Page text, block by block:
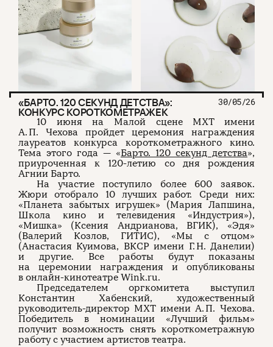
«БАРТО. 120 СЕКУНД ДЕТСТВА»:
КОНКУРС КОРОТКОМЕТРАЖЕК
30/05/26
10 июня на Малой сцене МХТ имени
А. П. Чехова пройдет церемония награждения
лауреатов конкурса короткометражного кино.
Тема этого года — «Барто. 120 секунд детства»,
приуроченная к 120-летию со дня рождения
Агнии Барто.
На участие поступило более 600 заявок.
Жюри отобрало 10 лучших работ. Среди них:
«Планета забытых игрушек» (Мария Лапшина,
Школа кино и телевидения «Индустрия»),
«Мишка» (Ксения Андрианова, ВГИК), «Эдя»
(Валерий Козлов, ГИТИС), «Мы с отцом»
(Анастасия Куимова, ВКСР имени Г. Н. Данелии)
и другие. Все работы будут показаны
на церемонии награждения и опубликованы
в онлайн-кинотеатре Wink.ru.
Председателем оргкомитета выступил
Константин Хабенский, художественный
руководитель-директор МХТ имени А. П. Чехова.
Победитель в номинации «Лучший фильм»
получит возможность снять короткометражную
работу с участием артистов театра.